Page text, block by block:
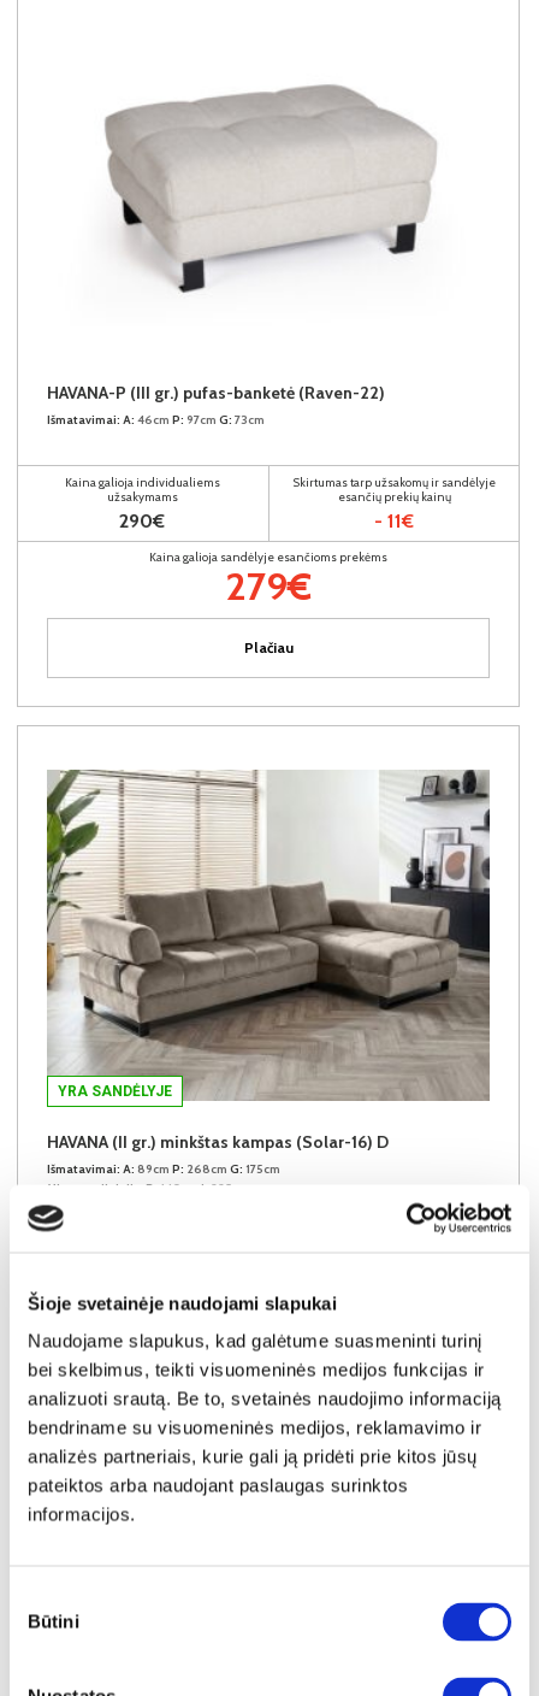
Šioje svetainėje naudojami slapukai
Naudojame slapukus, kad galėtume suasmeninti turinį
bei skelbimus, teikti visuomeninės medijos funkcijas ir
analizuoti srautą. Be to, svetainės naudojimo informaciją
bendriname su visuomeninės medijos, reklamavimo ir
analizės partneriais, kurie gali ją pridėti prie kitos jūsų
pateiktos arba naudojant paslaugas surinktos
informacijos.
pasirinkimas
Būtini
HAVANA-P (III gr.) pufas-banketė (Raven-22)
Išmatavimai: A: 46cm P: 97cm G: 73cm
Kaina galioja individualiems
užsakymams
290€
Skirtumas tarp užsakomų ir sandėlyje
esančių prekių kainų
- 11€
Kaina galioja sandėlyje esančioms prekėms
279€
Plačiau
YRA SANDĖLYJE
HAVANA (II gr.) minkštas kampas (Solar-16) D
Išmatavimai: A: 89cm P: 268cm G: 175cm
Miegamoji dalis:
P: 140cm I: 225cm
Skirtumas tarp užsakomų ir sandėlyje
Kaina galioja sandėlyje esančioms prekėms
1149€
Į krepšelį